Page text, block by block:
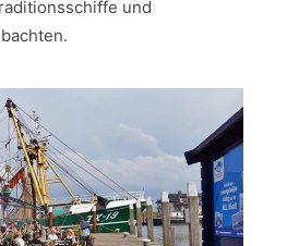
und